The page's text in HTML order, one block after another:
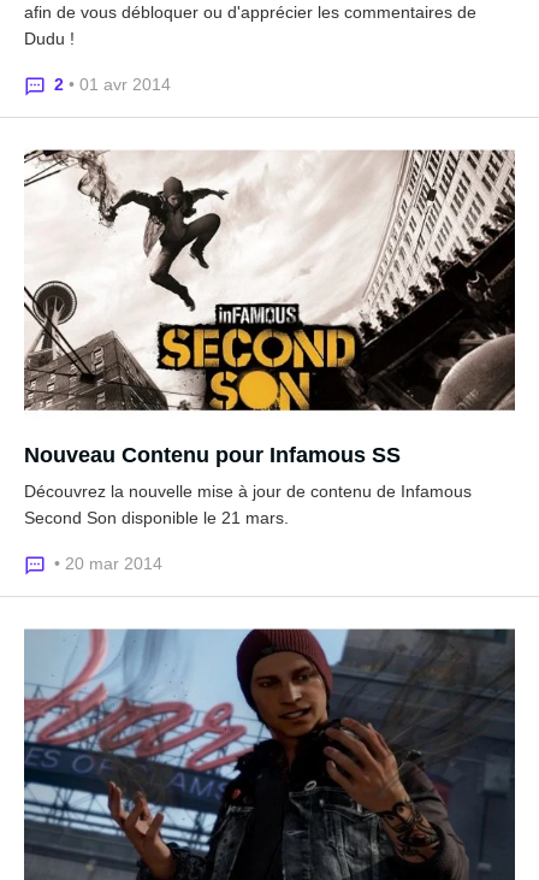
afin de vous débloquer ou d'apprécier les commentaires de
Dudu !
2 • 01 avr 2014
Nouveau Contenu pour Infamous SS
Découvrez la nouvelle mise à jour de contenu de Infamous
Second Son disponible le 21 mars.
• 20 mar 2014